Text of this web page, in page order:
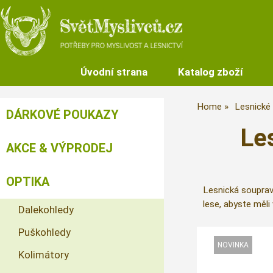
Úvodní strana Katalog zboží
Home
Lesnická
lese, abyste
DÁRKOVÉ POUKAZY
AKCE & VÝPRODEJ
OPTIKA
Dalekohledy
Puškohledy
Kolimátory